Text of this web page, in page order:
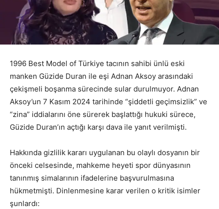
1996 Best Model of Türkiye tacının sahibi ünlü eski
manken Güzide Duran ile eşi Adnan Aksoy arasındaki
çekişmeli boşanma sürecinde sular durulmuyor. Adnan
Aksoy’un 7 Kasım 2024 tarihinde “şiddetli geçimsizlik” ve
“zina” iddialarını öne sürerek başlattığı hukuki sürece,
Güzide Duran’ın açtığı karşı dava ile yanıt verilmişti.
Hakkında gizlilik kararı uygulanan bu olaylı dosyanın bir
önceki celsesinde, mahkeme heyeti spor dünyasının
tanınmış simalarının ifadelerine başvurulmasına
hükmetmişti. Dinlenmesine karar verilen o kritik isimler
şunlardı: